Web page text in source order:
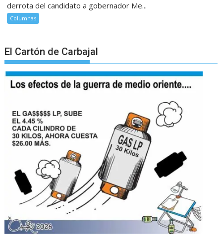
derrota del candidato a gobernador Me...
Columnas
El Cartón de Carbajal